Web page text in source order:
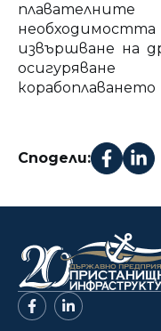
извършване на
корабоплаването
Сподели: